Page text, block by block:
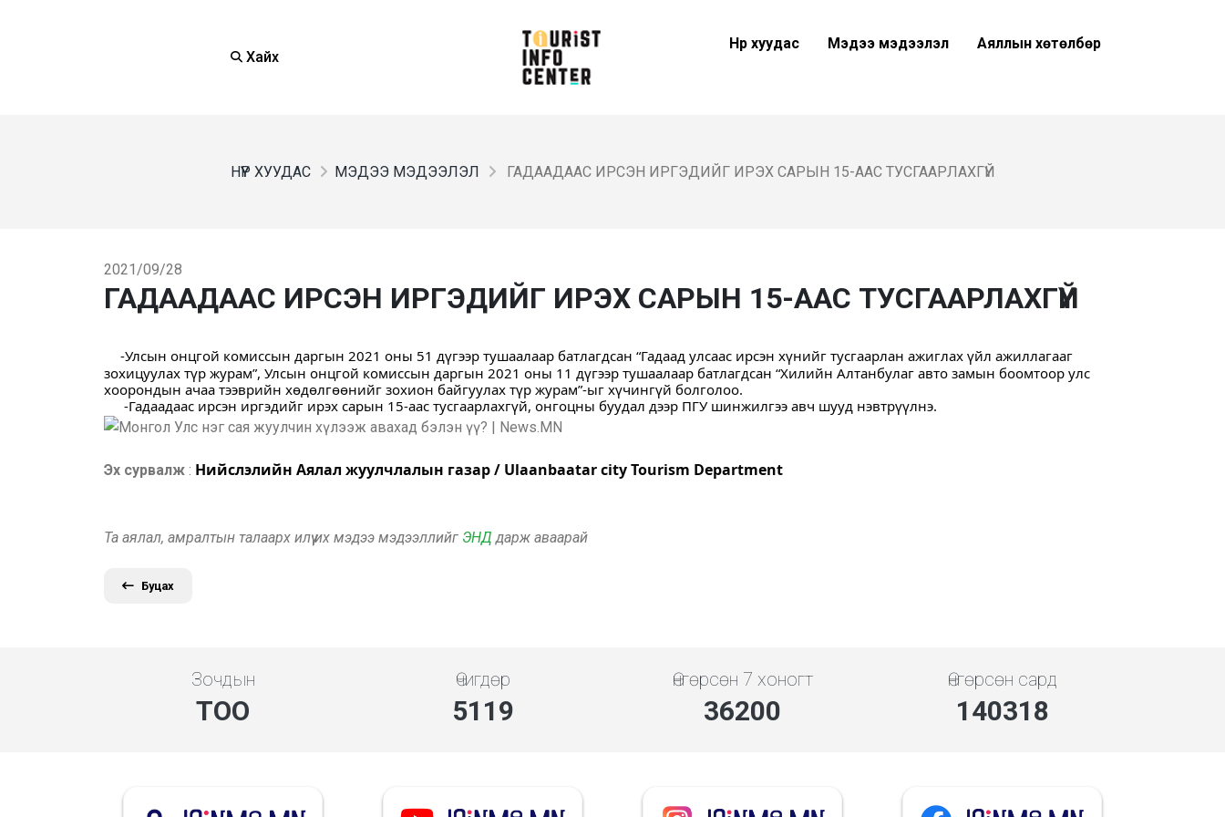
Хайх
Нүүр хуудас Мэдээ мэдээлэл Аяллын хөтөлбөр
НҮҮР ХУУДАС МЭДЭЭ МЭДЭЭЛЭЛ ГАДААДААС ИРСЭН ИРГЭДИЙГ ИРЭХ САРЫН 15-ААС ТУСГААРЛАХГҮЙ
2021/09/28
ГАДААДААС ИРСЭН ИРГЭДИЙГ ИРЭХ САРЫН 15-ААС ТУСГААРЛАХГҮЙ
-Улсын онцгой комиссын даргын 2021 оны 51 дүгээр тушаалаар батлагдсан “Гадаад улсаас ирсэн хүнийг тусгаарлан ажиглах үйл ажиллагааг
зохицуулах түр журам”, Улсын онцгой комиссын даргын 2021 оны 11 дүгээр тушаалаар батлагдсан “Хилийн Алтанбулаг авто замын боомтоор улс
хоорондын ачаа тээврийн хөдөлгөөнийг зохион байгуулах түр журам”-ыг хүчингүй болголоо.
-Гадаадаас ирсэн иргэдийг ирэх сарын 15-аас тусгаарлахгүй, онгоцны буудал дээр ПГУ шинжилгээ авч шууд нэвтрүүлнэ.
Эх сурвалж : Нийслэлийн Аялал жуулчлалын газар / Ulaanbaatar city Tourism Department
Та аялал, амралтын талаарх илүү их мэдээ мэдээллийг ЭНД дарж аваарай
Буцах
Зочдын
ТОО
Өчигдөр
5119
Өнгөрсөн 7 хоногт
36200
Өнгөрсөн сард
140318